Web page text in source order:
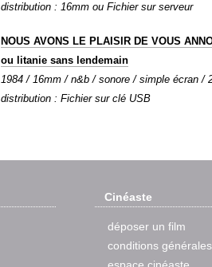
distribution : 16mm ou Fichier sur serveur
NOUS AVONS LE PLAISIR DE VOUS
ou litanie sans lendemain
1984 / 16mm / n&b / sonore / simple écran /
distribution : Fichier sur clé USB
Cinéaste
déposer un film
conditions générales